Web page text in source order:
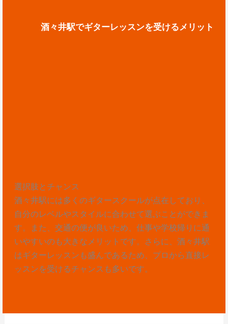
酒々井駅でギターレッスンを受けるメリット
選択肢とチャンス
酒々井駅には多くのギタースクールが点在しており、
自分のレベルやスタイルに合わせて選ぶことができま
す。また、交通の便が良いため、仕事や学校帰りに通
いやすいのも大きなメリットです。さらに、酒々井駅
はギターレッスンも盛んであるため、プロから直接レ
ッスンを受けるチャンスも多いです。